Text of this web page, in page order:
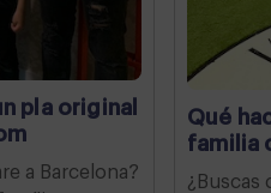
pla original
a Barcelona?
Qué
familia
¿Buscas